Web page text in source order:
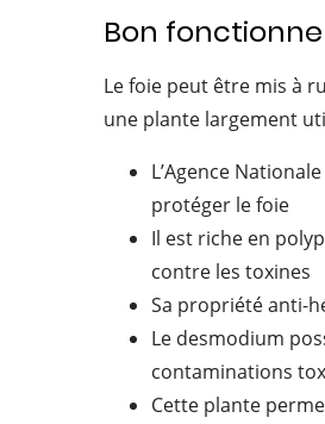
Bon
Le foie peut être mis à
une plante largement
L’Agence
protéger le foie
Il est riche en
contre les toxines
Sa propriété anti-
Le desmodium
contaminations
Cette plante